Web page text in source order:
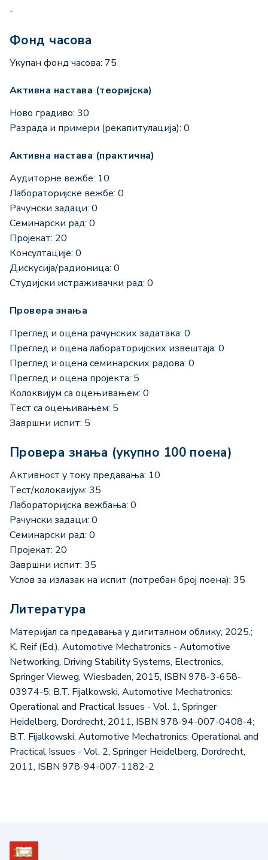
-
Фонд часова
Укупан фонд часова: 75
Активна настава (теоријска)
Ново градиво: 30
Разрада и примери (рекапитулација): 0
Активна настава (практична)
Аудиторне вежбе: 10
Лабораторијске вежбе: 0
Рачунски задаци: 0
Семинарски рад: 0
Пројекат: 20
Консултације: 0
Дискусија/радионица: 0
Студијски истраживачки рад: 0
Провера знања
Преглед и оцена рачунских задатака: 0
Преглед и оцена лабораторијских извештаја: 0
Преглед и оцена семинарских радова: 0
Преглед и оцена пројекта: 5
Колоквијум са оцењивањем: 0
Тест са оцењивањем: 5
Завршни испит: 5
Провера знања (укупно 100 поена)
Активност у току предавања: 10
Тест/колоквијум: 35
Лабораторијска вежбања: 0
Рачунски задаци: 0
Семинарски рад: 0
Пројекат: 20
Завршни испит: 35
Услов за излазак на испит (потребан број поена): 35
Литература
Материјал са предавања у дигиталном облику, 2025.;
K. Reif (Ed.), Automotive Mechatronics - Automotive
Networking, Driving Stability Systems, Electronics,
Springer Vieweg, Wiesbaden, 2015, ISBN 978-3-658-
03974-5; B.T. Fijalkowski, Automotive Mechatronics:
Operational and Practical Issues - Vol. 1, Springer
Heidelberg, Dordrecht, 2011, ISBN 978-94-007-0408-4;
B.T. Fijalkowski, Automotive Mechatronics: Operational and
Practical Issues - Vol. 2, Springer Heidelberg, Dordrecht,
2011, ISBN 978-94-007-1182-2